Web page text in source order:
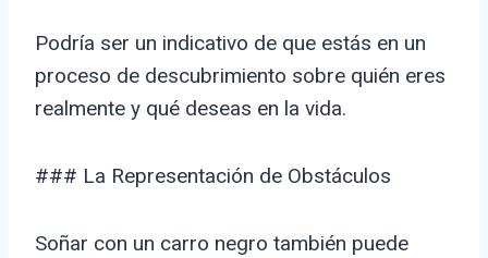
Podría ser un indicativo de que estás en un
proceso de descubrimiento sobre quién eres
realmente y qué deseas en la vida.
### La Representación de Obstáculos
Soñar con un carro negro también puede